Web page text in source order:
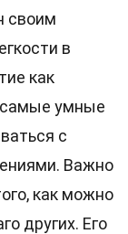
своим
в
как
умные
с
Важно
как можно
других. Его